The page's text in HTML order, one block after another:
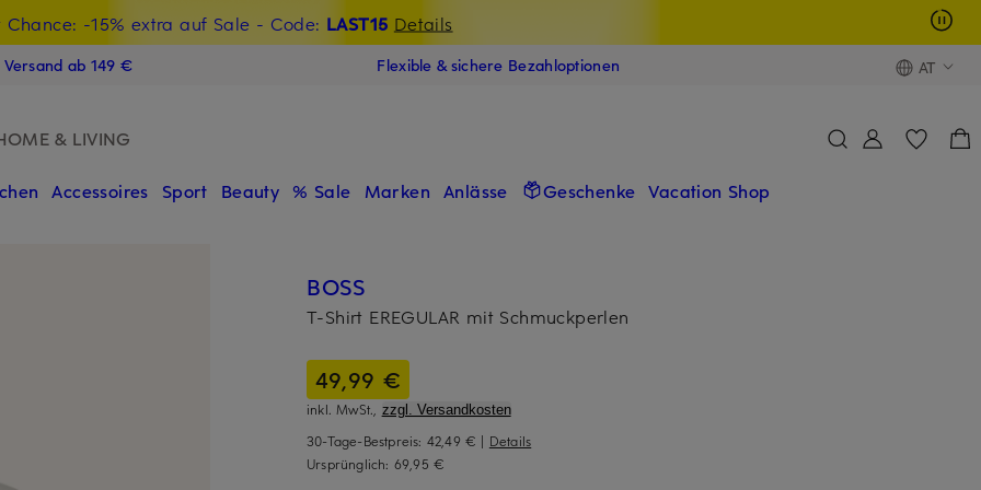
Chance: -15% extra auf Sale - Code: LAST15 Details
Willkommensgutschein mit Beyond sichern
ab 149 € Flexible & sichere Bezahloptionen AT
& LIVING
Accessoires Sport Beauty % Sale Marken Anlässe Geschenke Vacation Shop
BOSS
T-Shirt EREGULAR mit Schmuckperlen
49,99 €
inkl. MwSt., zzgl. Versandkosten
30-Tage-Bestpreis: 42,49 € | Details
Ursprünglich: 69,95 €